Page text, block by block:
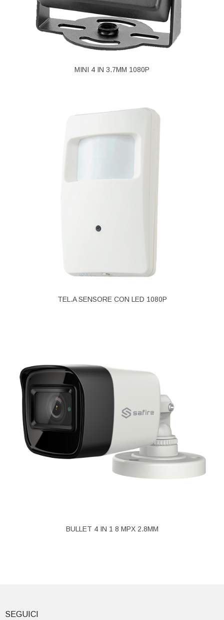
MINI 4 IN 3.7MM 1080P
TEL.A SENSORE CON LED 1080P
BULLET 4 IN 1 8 MPX 2.8MM
SEGUICI